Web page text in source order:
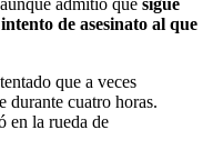
admitió que sigue
de asesinato al que
que a veces
durante cuatro horas.
en la rueda de